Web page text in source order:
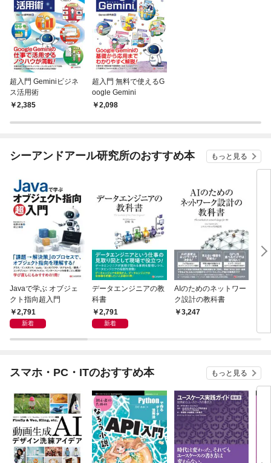
超入門 Geminiビジネ
ス活用術
2,385
超入門 無料で使えるG
oogle Gemini
2,098
シーアンドアール研究所のおすすめ本 もっと見る
Javaで学ぶ オブジェ
クト指向超入門
2,791
新着
データエンジニアの教
科書
2,791
新着
AIのためのネットワー
ク設計の教科書
3,247
スマホ・PC・ITのおすすめ本 もっと見る